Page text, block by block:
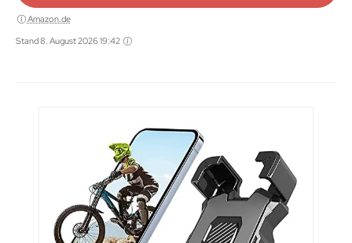
Amazon.de
Stand 8. August 2026 19:42